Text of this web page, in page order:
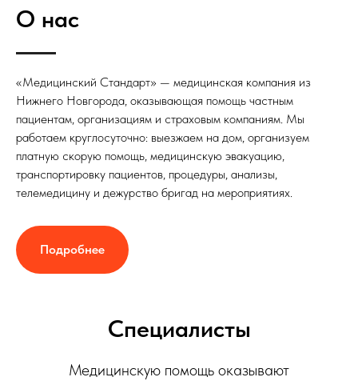
О нас
«Медицинский Стандарт» — медицинская компания из
Нижнего Новгорода, оказывающая помощь частным
пациентам, организациям и страховым компаниям. Мы
работаем круглосуточно: выезжаем на дом, организуем
платную скорую помощь, медицинскую эвакуацию,
транспортировку пациентов, процедуры, анализы,
телемедицину и дежурство бригад на мероприятиях.
Подробнее
Специалисты
Медицинскую помощь оказывают